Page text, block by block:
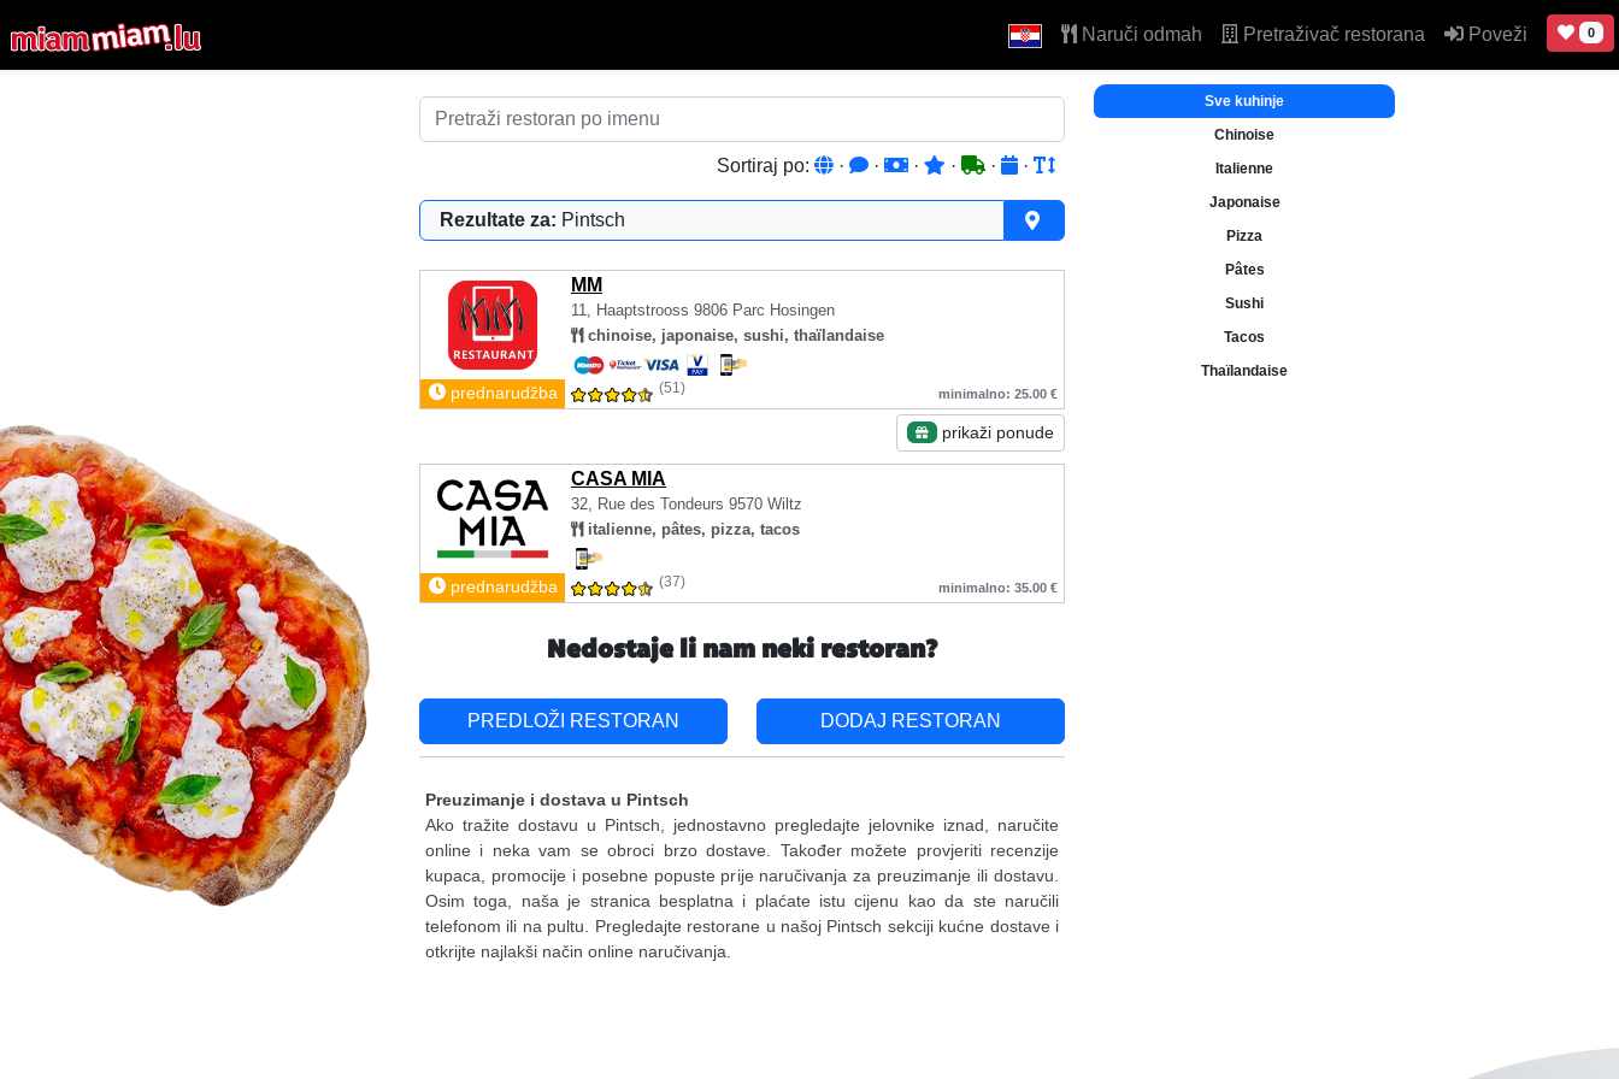
Naruči odmah Pretraživač restorana Poveži 0
Sortiraj po: · · · · · ·
Rezultate za: Pintsch
MM
11, Haaptstrooss 9806 Parc Hosingen
chinoise, japonaise, sushi, thaïlandaise
prednarudžba (51) minimalno: 25.00 €
prikaži ponude
CASA MIA
32, Rue des Tondeurs 9570 Wiltz
italienne, pâtes, pizza, tacos
prednarudžba (37) minimalno: 35.00 €
Sve kuhinje
Chinoise
Italienne
Japonaise
Pizza
Pâtes
Sushi
Tacos
Thaïlandaise
Nedostaje li nam neki restoran?
PREDLOŽI RESTORAN DODAJ RESTORAN
Preuzimanje i dostava u Pintsch
Ako tražite dostavu u Pintsch, jednostavno pregledajte jelovnike iznad, naručite
online i neka vam se obroci brzo dostave. Također možete provjeriti recenzije
kupaca, promocije i posebne popuste prije naručivanja za preuzimanje ili dostavu.
Osim toga, naša je stranica besplatna i plaćate istu cijenu kao da ste naručili
telefonom ili na pultu. Pregledajte restorane u našoj Pintsch sekciji kućne dostave i
otkrijte najlakši način online naručivanja.